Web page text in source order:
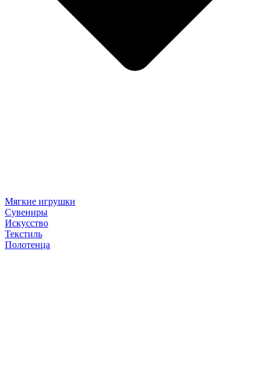
Мягкие игрушки
Сувениры
Искусство
Текстиль
Полотенца